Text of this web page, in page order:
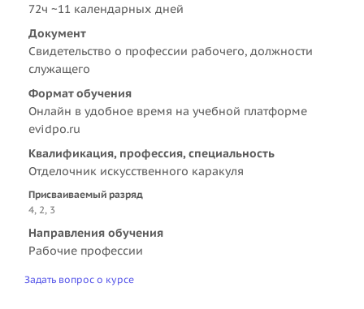
72ч ~11 календарных дней
Документ
Свидетельство о профессии рабочего, должности
служащего
Формат обучения
Онлайн в удобное время на учебной платформе
evidpo.ru
Квалификация, профессия, специальность
Отделочник искусственного каракуля
Присваиваемый разряд
4, 2, 3
Направления обучения
Рабочие профессии
Задать вопрос о курсе